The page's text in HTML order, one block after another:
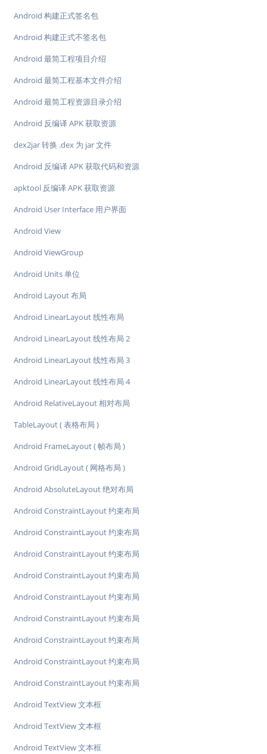
Android 构建正式签名包
Android 构建正式不签名包
Android 最简工程项目介绍
Android 最简工程基本文件介绍
Android 最简工程资源目录介绍
Android 反编译 APK 获取资源
dex2jar 转换 .dex 为 jar 文件
Android 反编译 APK 获取代码和资源
apktool 反编译 APK 获取资源
Android User Interface 用户界面
Android View
Android ViewGroup
Android Units 单位
Android Layout 布局
Android LinearLayout 线性布局
Android LinearLayout 线性布局 2
Android LinearLayout 线性布局 3
Android LinearLayout 线性布局 4
Android RelativeLayout 相对布局
TableLayout ( 表格布局 )
Android FrameLayout ( 帧布局 )
Android GridLayout ( 网格布局 )
Android AbsoluteLayout 绝对布局
Android ConstraintLayout 约束布局
Android ConstraintLayout 约束布局
Android ConstraintLayout 约束布局
Android ConstraintLayout 约束布局
Android ConstraintLayout 约束布局
Android ConstraintLayout 约束布局
Android ConstraintLayout 约束布局
Android ConstraintLayout 约束布局
Android ConstraintLayout 约束布局
Android TextView 文本框
Android TextView 文本框
Android TextView 文本框